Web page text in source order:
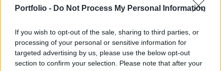
Portfolio - Do Not Process My Personal Information
If you wish to opt-out of the sale, sharing to third parties, or
processing of your personal or sensitive information for
targeted advertising by us, please use the below opt-out
section to confirm your selection. Please note that after your
Komoly megtorpanás a
Portfolio
2026. június 10. 09:00